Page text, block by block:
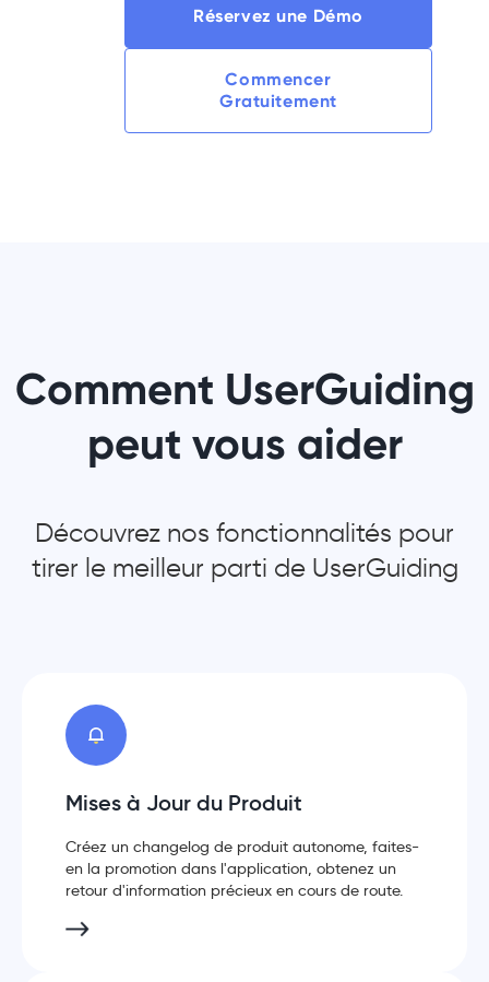
Réservez une Démo
Commencer
Gratuitement
Comment UserGuiding
peut vous aider
Découvrez nos fonctionnalités pour
tirer le meilleur parti de UserGuiding
Mises à Jour du Produit
Créez un changelog de produit autonome, faites-
en la promotion dans l'application, obtenez un
retour d'information précieux en cours de route.